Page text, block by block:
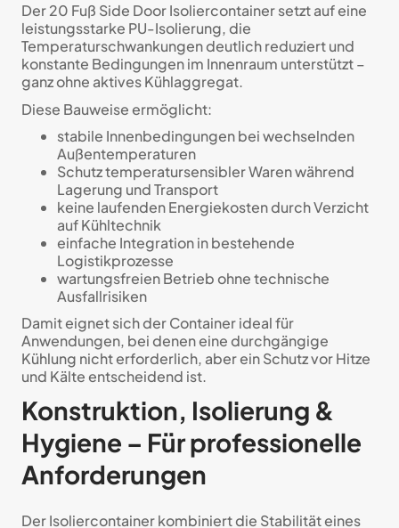
Der 20 Fuß Side Door Isoliercontainer setzt auf eine
leistungsstarke PU-Isolierung, die
Temperaturschwankungen deutlich reduziert und
konstante Bedingungen im Innenraum unterstützt –
ganz ohne aktives Kühlaggregat.
Diese Bauweise ermöglicht:
stabile Innenbedingungen bei wechselnden
Außentemperaturen
Schutz temperatursensibler Waren während
Lagerung und Transport
keine laufenden Energiekosten durch Verzicht
auf Kühltechnik
einfache Integration in bestehende
Logistikprozesse
wartungsfreien Betrieb ohne technische
Ausfallrisiken
Damit eignet sich der Container ideal für
Anwendungen, bei denen eine durchgängige
Kühlung nicht erforderlich, aber ein Schutz vor Hitze
und Kälte entscheidend ist.
Konstruktion, Isolierung &
Hygiene – Für professionelle
Anforderungen
Der Isoliercontainer kombiniert die Stabilität eines